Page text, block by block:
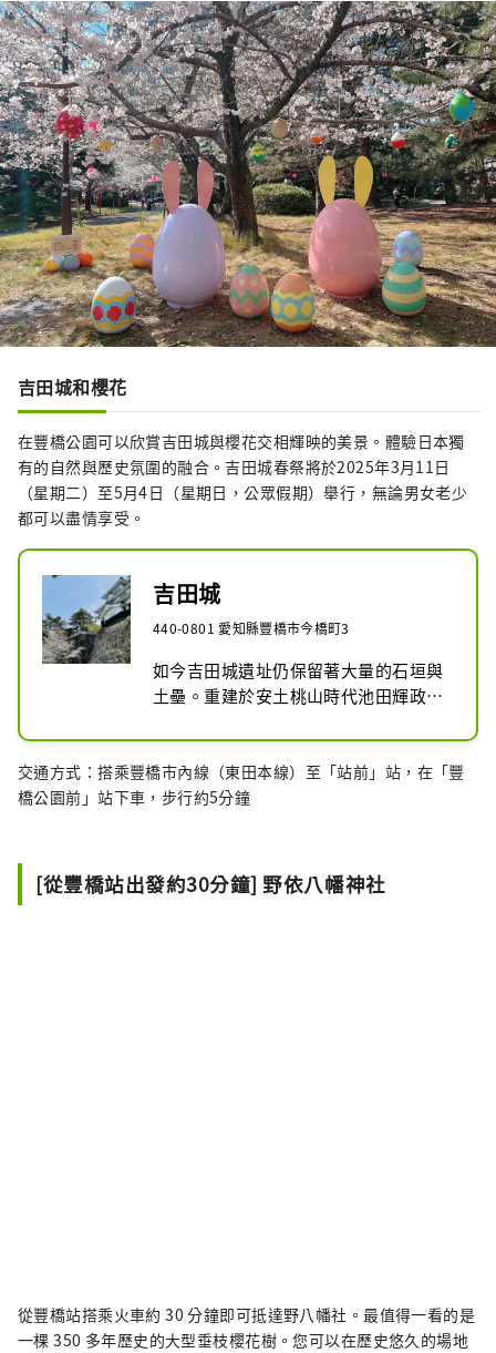
吉田城和櫻花
在豐橋公園可以欣賞吉田城與櫻花交相輝映的美景。體驗日本獨
有的自然與歷史氛圍的融合。吉田城春祭將於2025年3月11日
（星期二）至5月4日（星期日，公眾假期）舉行，無論男女老少
都可以盡情享受。
吉田城
440-0801 愛知縣豐橋市今橋町3
如今吉田城遺址仍保留著大量的石垣與
土壘。重建於安土桃山時代池田輝政所
吉田城的象徵。
江戶時代，吉田城周邊作為吉田藩的城
時。如今仍傳承著包括手筒煙火在內的
眾多歷史與文化。
交通方式：搭乘豐橋市內線（東田本線）至「站前」站，在「豐
橋公園前」站下車，步行約5分鐘
[從豐橋站出發約30分鐘] 野依八幡神社
從豐橋站搭乘火車約 30 分鐘即可抵達野八幡社。最值得一看的是
一棵 350 多年歷史的大型垂枝櫻花樹。您可以在歷史悠久的場地